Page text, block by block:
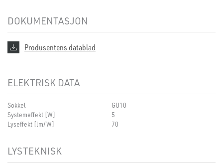
DOKUMENTASJON
Produsentens datablad
ELEKTRISK DATA
Sokkel
GU10
Systemeffekt [W]
5
Lyseffekt [lm/W]
70
LYSTEKNISK